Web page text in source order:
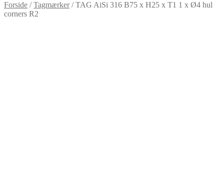
Forside /Tagmærker/TAG AiSi 316 B75 x H25 x T1 1 x Ø4 hul
corners R2